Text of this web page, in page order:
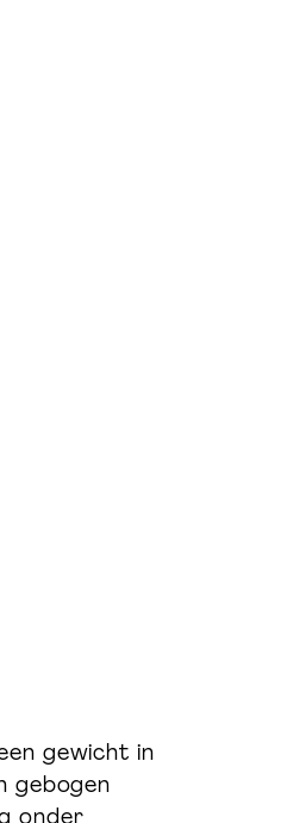
gewicht in
gebogen
onder